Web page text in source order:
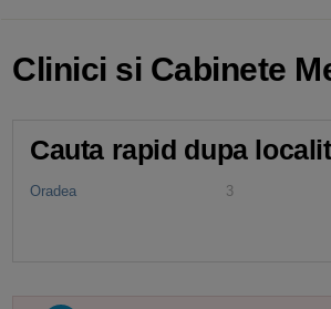
Clinici si Cabinete
Cauta rapid dupa
Oradea 3